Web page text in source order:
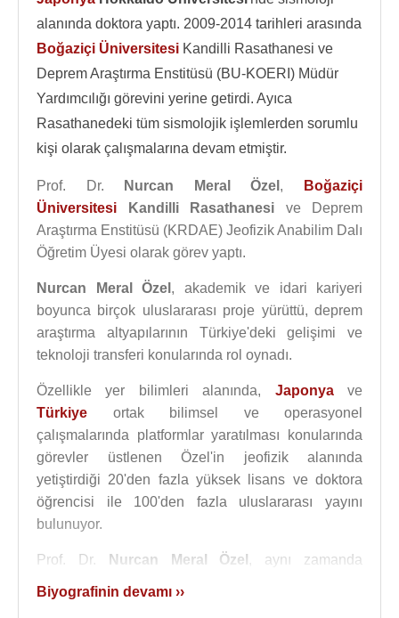
alanında doktora yaptı. 2009-2014 tarihleri arasında
Boğaziçi Üniversitesi Kandilli Rasathanesi ve
Deprem Araştırma Enstitüsü (BU-KOERI) Müdür
Yardımcılığı görevini yerine getirdi. Ayıca
Rasathanedeki tüm sismolojik işlemlerden sorumlu
kişi olarak çalışmalarına devam etmiştir.
Prof. Dr. Nurcan Meral Özel ,
Boğaziçi
Üniversitesi
Kandilli Rasathanesi ve Deprem
Araştırma Enstitüsü (KRDAE) Jeofizik Anabilim Dalı
Öğretim Üyesi olarak görev yaptı.
Nurcan Meral Özel , akademik ve idari kariyeri
boyunca birçok uluslararası proje yürüttü, deprem
araştırma altyapılarının Türkiye'deki gelişimi ve
teknoloji transferi konularında rol oynadı.
Özellikle yer bilimleri alanında, Japonyave
Türkiye ortak bilimsel ve operasyonel
çalışmalarında platformlar yaratılması konularında
görevler üstlenen Özel'in jeofizik alanında
yetiştirdiği 20'den fazla yüksek lisans ve doktora
öğrencisi ile 100'den fazla uluslararası yayını
bulunuyor.
Prof. Dr. Nurcan Meral Özel
, aynı zamanda
çatısı altında, Türkiye'de bölgesel nitelikli Doğu
Biyografinin devamı ››